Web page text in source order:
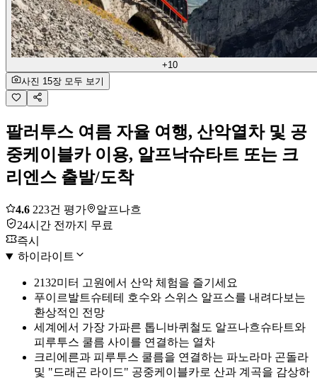
+10
사진 15장 모두 보기
팔러투스 여름 자율 여행, 산악열차 및 공
중케이블카 이용, 알프낙슈타트 또는 크
리엔스 출발/도착
4.6 223건 평가
알프나흐
24시간 전까지 무료
즉시
하이라이트
2132미터 고원에서 산악 체험을 즐기세요
푸이르발트슈테테 호수와 스위스 알프스를 내려다보는
환상적인 전망
세계에서 가장 가파른 톱니바퀴철도 알프나흐슈타트와
피루투스 쿨름 사이를 연결하는 열차
크리에른과 피루투스 쿨름을 연결하는 파노라마 곤돌라
및 "드래곤 라이드" 공중케이블카로 산과 계곡을 감상하